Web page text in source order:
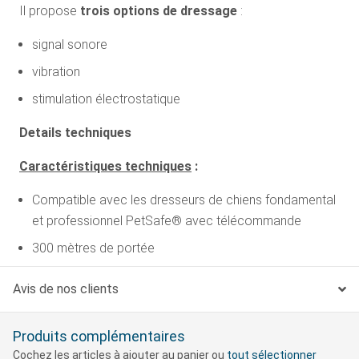
Il propose trois options de dressage :
signal sonore
vibration
stimulation électrostatique
Details techniques
Caractéristiques techniques :
Compatible avec les dresseurs de chiens fondamental
et professionnel PetSafe® avec télécommande
300 mètres de portée
Batterie rechargeable
Avis de nos clients
Produits complémentaires
Cochez les articles à ajouter au panier ou tout sélectionner